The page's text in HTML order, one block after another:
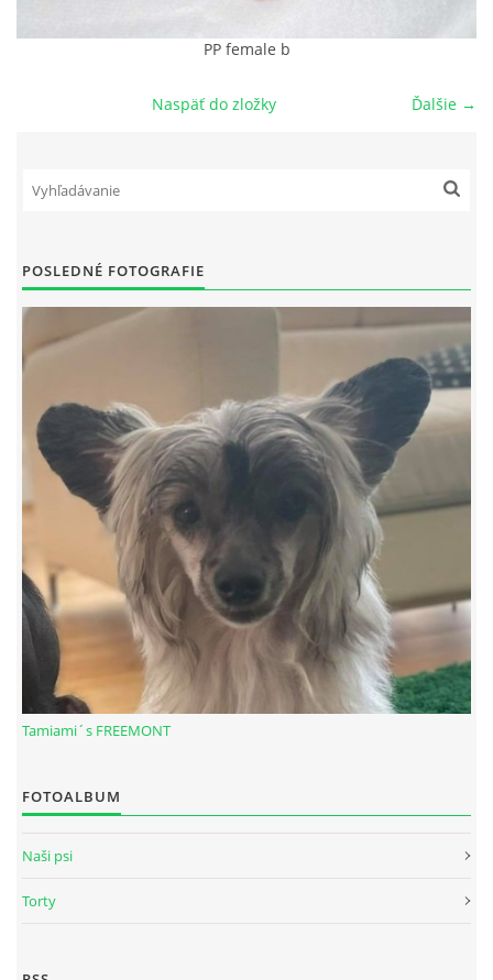
NAŠI PSI
TORTY
MOJA TVORBA
KONTAKT
PP female b
Ďalšie →
Naspäť do zložky
POSLEDNÉ FOTOGRAFIE
Tamiami´s FREEMONT
FOTOALBUM
Naši psi
Torty